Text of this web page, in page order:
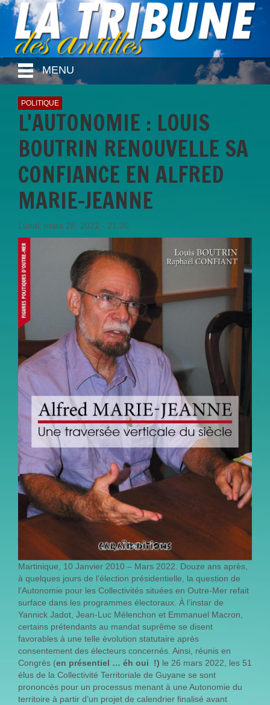
MENU
POLITIQUE
L'AUTONOMIE : LOUIS
BOUTRIN RENOUVELLE SA
CONFIANCE EN ALFRED
MARIE-JEANNE
Lundi, mars 28, 2022 - 21:35
Martinique, 10 Janvier 2010 – Mars 2022. Douze ans après,
à quelques jours de l’élection présidentielle, la question de
l’Autonomie pour les Collectivités situées en Outre-Mer refait
surface dans les programmes électoraux. À l’instar de
Yannick Jadot, Jean-Luc Mélenchon et Emmanuel Macron,
certains prétendants au mandat suprême se disent
favorables à une telle évolution statutaire après
consentement des électeurs concernés. Ainsi, réunis en
Congrès (en présentiel … éh oui !) le 26 mars 2022, les 51
élus de la Collectivité Territoriale de Guyane se sont
prononcés pour un processus menant à une Autonomie du
territoire à partir d’un projet de calendrier finalisé avant